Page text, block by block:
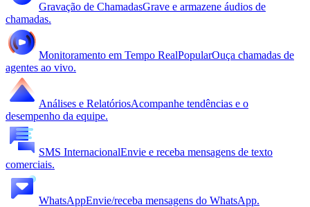
Gravação de ChamadasGrave e armazene áudios de
chamadas.
Monitoramento em Tempo RealPopularOuça chamadas de
agentes ao vivo.
Análises e RelatóriosAcompanhe tendências e o
desempenho da equipe.
SMS InternacionalEnvie e receba mensagens de texto
comerciais.
WhatsAppEnvie/receba mensagens do WhatsApp.